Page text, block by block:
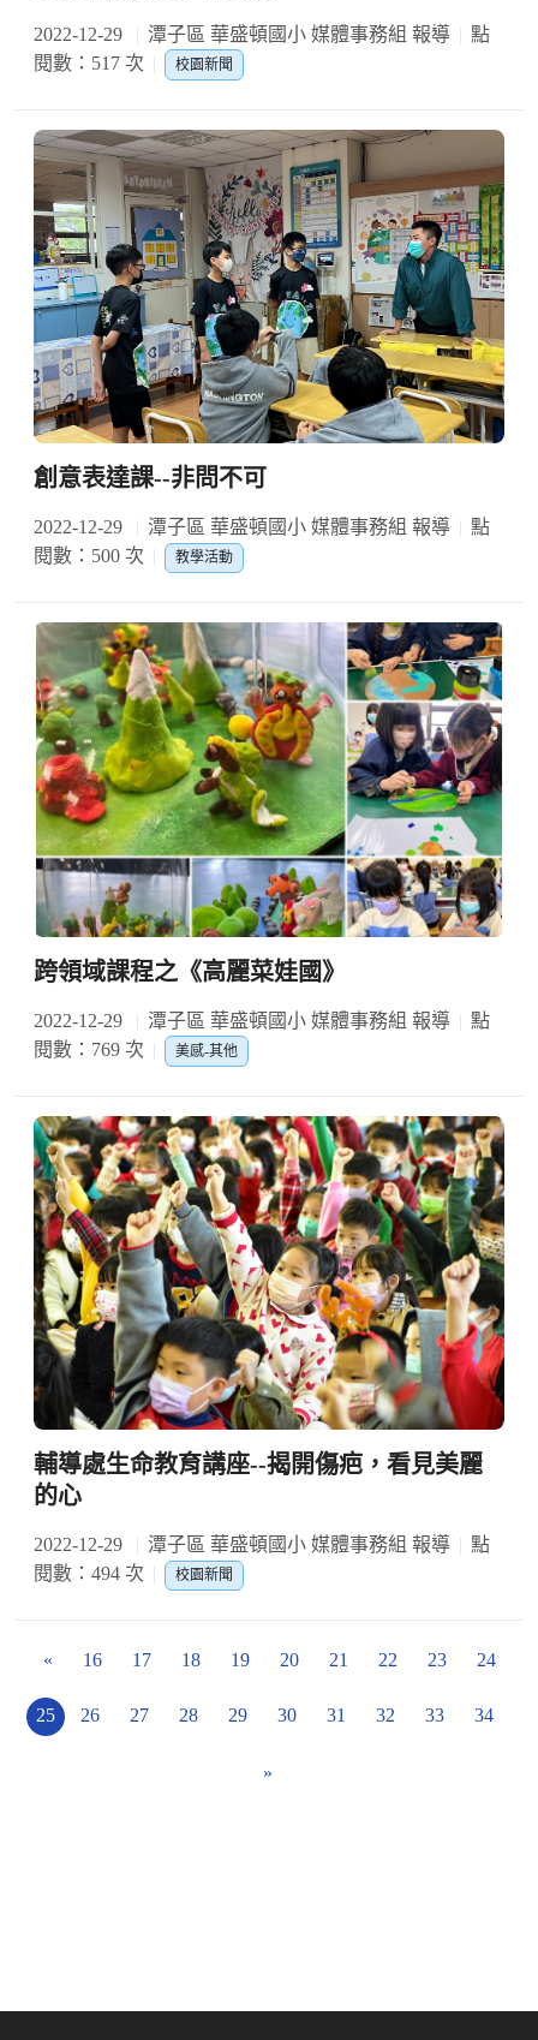
2022-12-29 潭子區 華盛頓國小 媒體事務組 報導
點
閱數：517 次
校園新聞
創意表達課--非問不可
2022-12-29 潭子區 華盛頓國小 媒體事務組 報導
點
閱數：500 次
教學活動
跨領域課程之《高麗菜娃國》
2022-12-29 潭子區 華盛頓國小 媒體事務組 報導
點
閱數：769 次
美感-其他
輔導處生命教育講座--揭開傷疤，看見美麗
的心
2022-12-29 潭子區 華盛頓國小 媒體事務組 報導
點
閱數：494 次
校園新聞
« 16 17 18 19 20 21 22 23 24
25 26 27 28 29 30 31 32 33 34
»